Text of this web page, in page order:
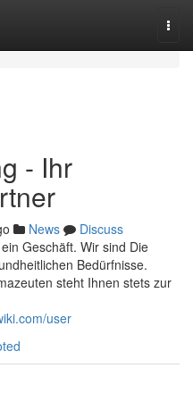
- Ihr
News
Discuss
Geschäft. Wir sind Die
Bedürfnisse.
steht Ihnen stets zur
user